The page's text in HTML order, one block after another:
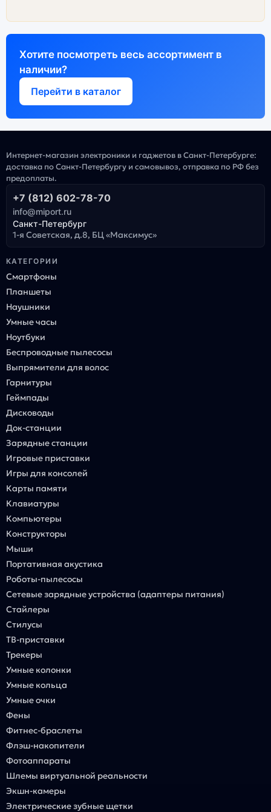
Хотите посмотреть весь ассортимент в
наличии?
Перейти в каталог
Интернет-магазин электроники и гаджетов в Санкт-Петербурге:
доставка по Санкт-Петербургу и самовывоз, отправка по РФ без
предоплаты.
+7 (812) 602-78-70
info@miport.ru
Санкт-Петербург
1-я Советская, д.8, БЦ «Максимус»
КАТЕГОРИИ
Смартфоны
Планшеты
Наушники
Умные часы
Ноутбуки
Беспроводные пылесосы
Выпрямители для волос
Гарнитуры
Геймпады
Дисководы
Док-станции
Зарядные станции
Игровые приставки
Игры для консолей
Карты памяти
Клавиатуры
Компьютеры
Конструкторы
Мыши
Портативная акустика
Роботы-пылесосы
Сетевые зарядные устройства (адаптеры питания)
Стайлеры
Стилусы
ТВ-приставки
Трекеры
Умные колонки
Умные кольца
Умные очки
Фены
Фитнес-браслеты
Флэш-накопители
Фотоаппараты
Шлемы виртуальной реальности
Экшн-камеры
Электрические зубные щетки